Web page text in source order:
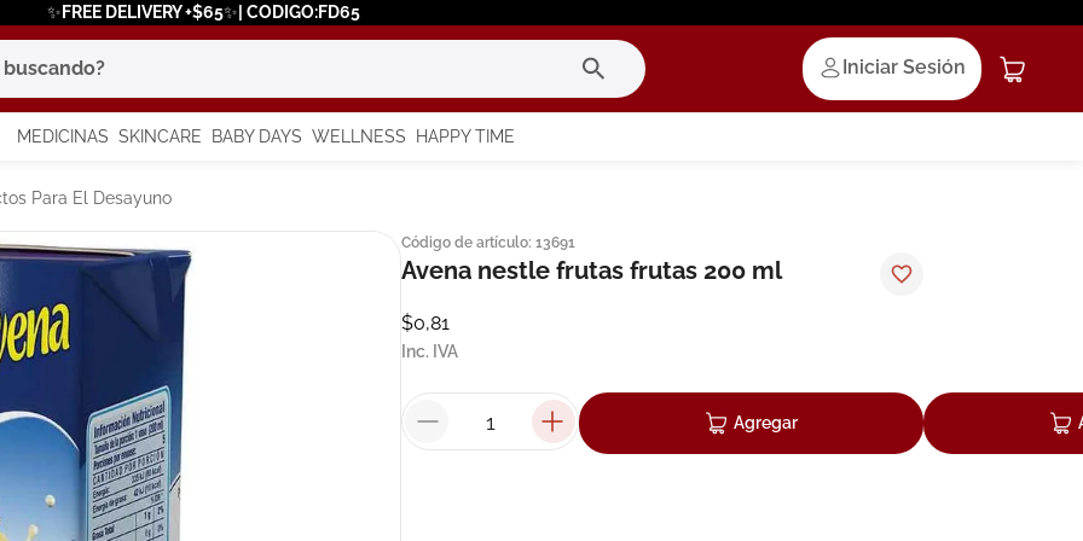
✨FREE DELIVERY +$65✨| CODIGO:FD65
Iniciar Sesión
MEDICINAS SKINCARE BABY DAYS WELLNESS HAPPY TIME
Para El Desayuno
Código de artículo: 13691
Avena nestle frutas frutas 200 ml
$0,81
Inc. IVA
Agregar
más buscados
solar